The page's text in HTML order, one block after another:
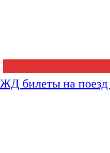
ЖД билеты на